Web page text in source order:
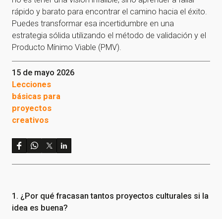
rápido y barato para encontrar el camino hacia el éxito.
Puedes transformar esa incertidumbre en una
estrategia sólida utilizando el método de validación y el
Producto Mínimo Viable (PMV).
15 de mayo 2026
Lecciones
básicas para
proyectos
creativos
1. ¿Por qué fracasan tantos proyectos culturales si la
idea es buena?